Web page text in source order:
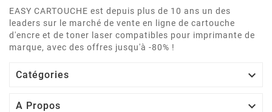
EASY CARTOUCHE est depuis plus de 10 ans un des
leaders sur le marché de vente en ligne de cartouche
d'encre et de toner laser compatibles pour imprimante de
marque, avec des offres jusqu'à -80% !
Catégories 
A Propos 